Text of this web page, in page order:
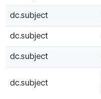
dc.subject
dc.subject
dc.subject
dc.subject